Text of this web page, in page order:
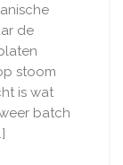
de
stoom
is wat
batch